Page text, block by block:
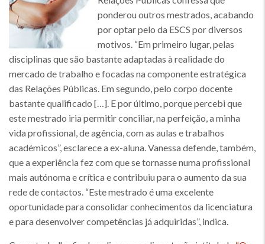
ponderou outros mestrados, acabando
por optar pelo da ESCS por diversos
motivos. “Em primeiro lugar, pelas
disciplinas que são bastante adaptadas à realidade do
mercado de trabalho e focadas na componente estratégica
das Relações Públicas. Em segundo, pelo corpo docente
bastante qualificado […]. E por último, porque percebi que
este mestrado iria permitir conciliar, na perfeição, a minha
vida profissional, de agência, com as aulas e trabalhos
académicos”, esclarece a ex-aluna. Vanessa defende, também,
que a experiência fez com que se tornasse numa profissional
mais autónoma e crítica e contribuiu para o aumento da sua
rede de contactos. “Este mestrado é uma excelente
oportunidade para consolidar conhecimentos da licenciatura
e para desenvolver competências já adquiridas”, indica.